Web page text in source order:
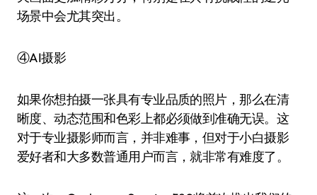
场景中会尤其突出。
④AI摄影
如果你想拍摄一张具有专业品质的照片，那么在清
晰度、动态范围和色彩上都必须做到准确无误。这
对于专业摄影师而言，并非难事，但对于小白摄影
爱好者和大多数普通用户而言，就非常有难度了。